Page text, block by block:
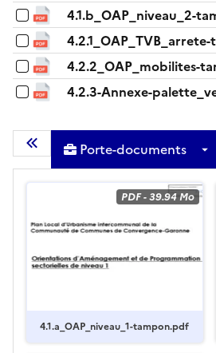
4.1.b_OAP_niveau_2-
4.2.2_OAP_mobilites-
4.2.3-Annexe-
Masquer la liste des documents
Porte-documents
PDF-39.94 Mo
4.1.a_OAP_niveau_1-tampon.pdf